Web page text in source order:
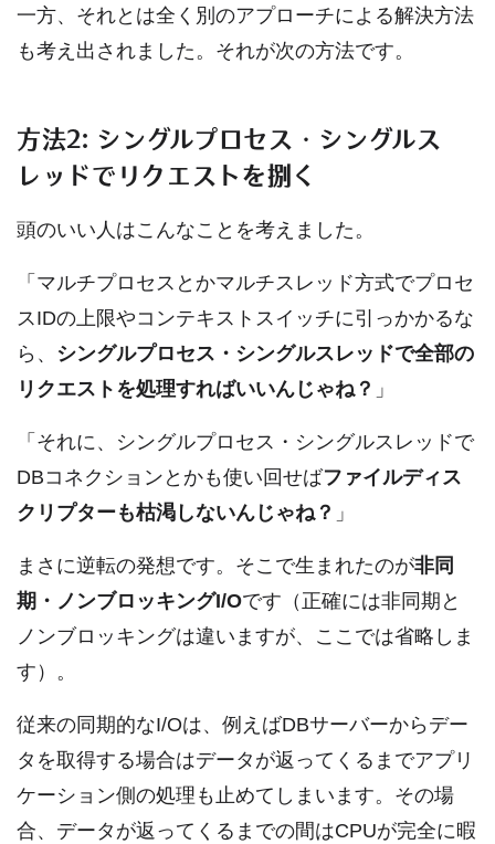
一方、それとは全く別のアプローチによる解決方法
も考え出されました。それが次の方法です。
方法2: シングルプロセス・シングルス
レッドでリクエストを捌く
頭のいい人はこんなことを考えました。
「マルチプロセスとかマルチスレッド方式でプロセ
スIDの上限やコンテキストスイッチに引っかかるな
ら、 シングルプロセス・シングルスレッドで全部の
リクエストを処理すればいいんじゃね？ 」
「それに、シングルプロセス・シングルスレッドで
DBコネクションとかも使い回せばファイルディス
クリプターも枯渇しないんじゃね？ 」
まさに逆転の発想です。そこで生まれたのが非同
期・ノンブロッキングI/Oです（正確には非同期と
ノンブロッキングは違いますが、ここでは省略しま
す）。
従来の同期的なI/Oは、例えばDBサーバーからデー
タを取得する場合はデータが返ってくるまでアプリ
ケーション側の処理も止めてしまいます。その場
合、データが返ってくるまでの間はCPUが完全に暇